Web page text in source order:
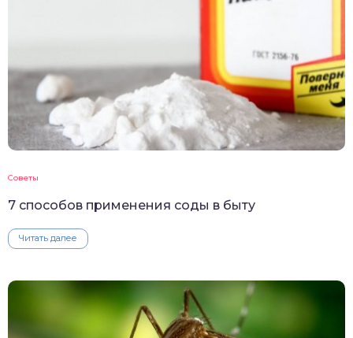
Советы
7 способов применения соды в быту
Читать далее